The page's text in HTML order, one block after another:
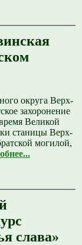
округа Верх-
захоронение
Великой
станицы Верх-
могилой,
слава»